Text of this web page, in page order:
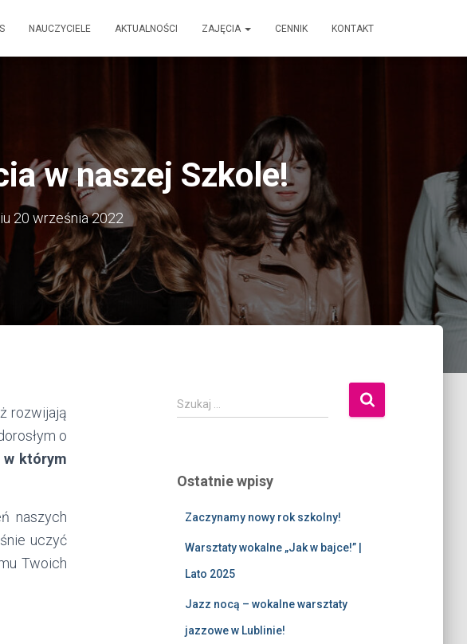
NAUCZYCIELE AKTUALNOŚCI ZAJĘCIA CENNIK KONTAKT
w naszej Szkole!
20 września 2022
rozwijają
o
w którym
naszych
uczyć
Twoich
Szukaj …
Ostatnie wpisy
Zaczynamy nowy rok szkolny!
Warsztaty wokalne „Jak w bajce!” |
Lato 2025
Jazz nocą – wokalne warsztaty
jazzowe w Lublinie!